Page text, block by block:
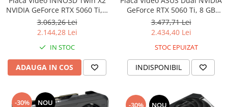
Trimmere si Fierastrae
Uscătoare de Păr
NVIDIA GeForce RTX 5060 Ti, 8
GB GDDR7, PCIe 5.0, 128 bit,
Black
3.063,26 Lei
2.144,28 Lei
IN STOC
ADAUGA IN COS
GeForce RTX 5060 Ti, 8 GB
GDDR7, PCIe 5.0, 128 bit,
Black
3.477,71 Lei
2.434,40 Lei
STOC EPUIZAT
INDISPONIBIL
-30% NOU -30% NOU